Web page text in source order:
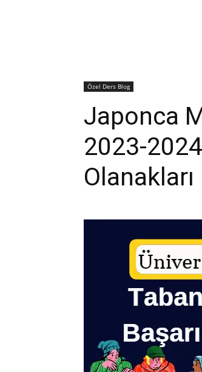
Özel Ders Blog
Japonca
2023-
Olanakları